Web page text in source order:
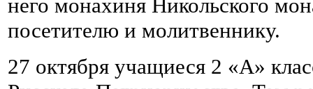
него монахиня Никольского
посетителю и молитвеннику.
27 октября учащиеся 2 «А»